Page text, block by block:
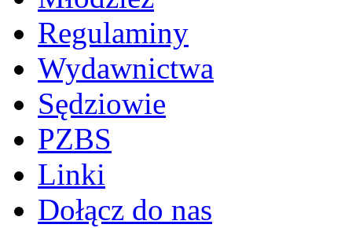
Regulaminy
Wydawnictwa
Sędziowie
PZBS
Linki
Dołącz do nas